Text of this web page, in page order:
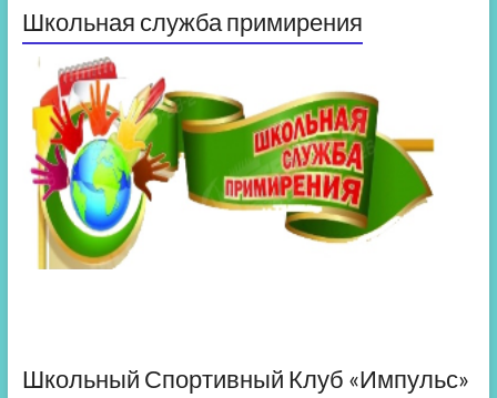
Школьная служба примирения
Школьный Спортивный Клуб «Импульс»